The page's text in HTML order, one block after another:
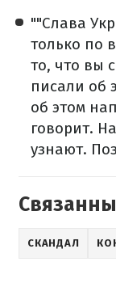
""Слава
только по
то, что вы
писали об
об этом
говорит.
узнают.
СКАНДАЛ